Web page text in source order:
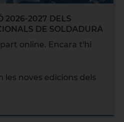
2026-2027 DELS
DE SOLDADURA
online. Encara t'hi
les noves edicions dels